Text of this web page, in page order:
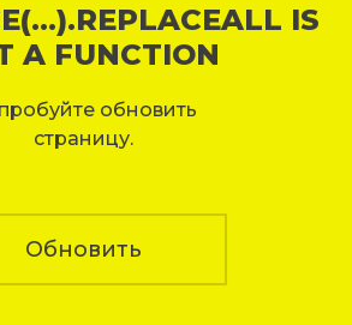
IS
A FUNCTION
обновить
страницу.
Обновить